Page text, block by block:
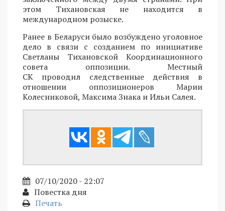
этом Тихановская не находится в
международном розыске.
Ранее в Беларуси было возбуждено уголовное
дело в связи с созданием по инициативе
Светланы Тихановской Координационного
совета оппозиции. Местный
СК проводил следственные действия в
отношении оппозиционеров Марии
Колесниковой, Максима Знака и Ильи Салея.
07/10/2020 - 22:07
Повестка дня
Печать